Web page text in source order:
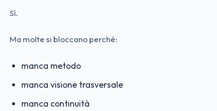
Sì.
Ma molte si bloccano perché:
manca metodo
manca visione trasversale
manca continuità